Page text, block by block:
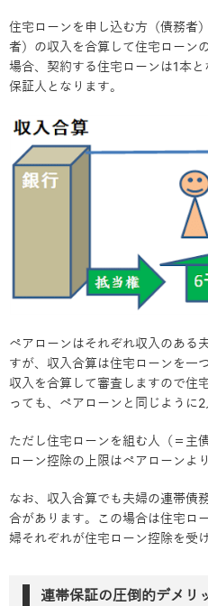
住宅ローンを申し込む方（債務者
者）の収入を合算して住宅ローン
場合、契約する住宅ローンは1本
保証人となります。
ペアローンはそれぞれ収入のある
すが、収入合算は住宅ローンを一
収入を合算して審査しますので住
っても、ペアローンと同じように
ただし住宅ローンを組む人（＝主
ローン控除の上限はペアローンよ
なお、収入合算でも夫婦の連帯債
合があります。この場合は住宅ロ
婦それぞれが住宅ローン控除を受
連帯保証の圧倒的デメリ